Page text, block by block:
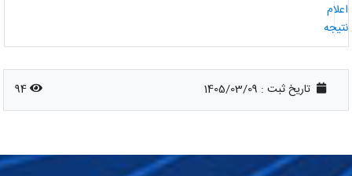
تاریخ ثبت : 1405/03/09
94